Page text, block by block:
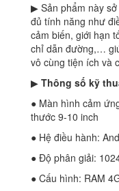
▶ Sản phẩm này
đủ tính năng như
cảm biến, giới hạn
chỉ dẫn đường,…
vô cùng tiện ích và
▶ Thông số kỹ
● Màn hình cảm
thước 9-10 inch
● Hệ điều hành:
● Độ phân giải:
● Cấu hình: RAM